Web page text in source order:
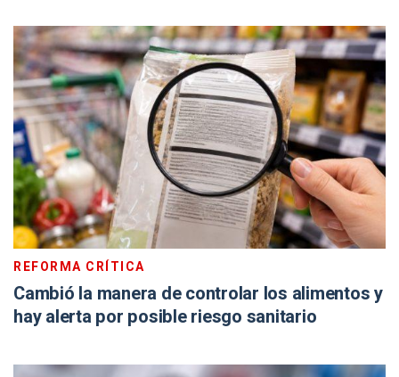
REFORMA CRÍTICA
Cambió la manera de controlar los alimentos y
hay alerta por posible riesgo sanitario